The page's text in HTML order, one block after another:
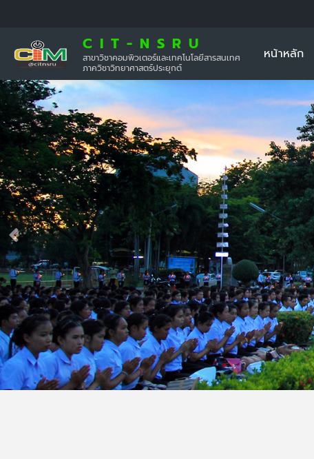
CIT-NSRU
สาขาวิชาคอมพิวเตอร์และเทคโนโลยีสารสนเทศ
ภาควิชาวิทยาศาสตร์ประยุกต์
หน้าหลัก